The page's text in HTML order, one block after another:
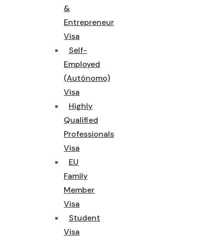
&
Entrepreneur
Visa
Self-
Employed
(Autónomo)
Visa
Highly
Qualified
Professionals
Visa
EU
Family
Member
Visa
Student
Visa